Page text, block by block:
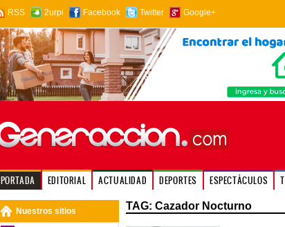
RSS 2urpi Facebook Twitter Google+
PORTADA EDITORIAL ACTUALIDAD DEPORTES ESPECTÁCULOS
Nuestros sitios TAG: Cazador Nocturno